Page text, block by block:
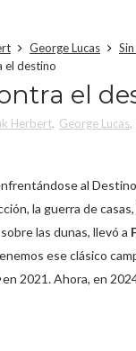
George Lucas
el destino
el
Herbert, George Lucas,
al
la guerra de
las dunas, llevó a
ese clásico
en 2021. Ahora, en